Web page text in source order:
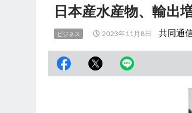
日本産水産物、輸出
ビジネス 2023年11月8日 共同通